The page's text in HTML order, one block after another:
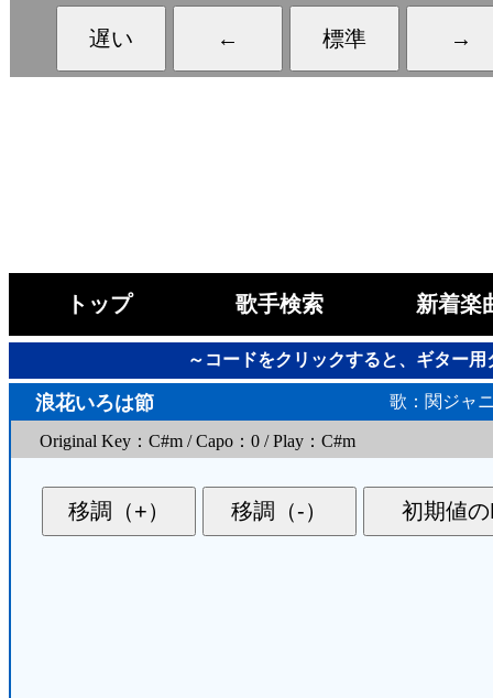
トップ 歌手検索 新着楽
～コードをクリックすると、ギター
浪花いろは節 歌：関ジャ
Original Key：C#m / Capo：0 / Play：C#m